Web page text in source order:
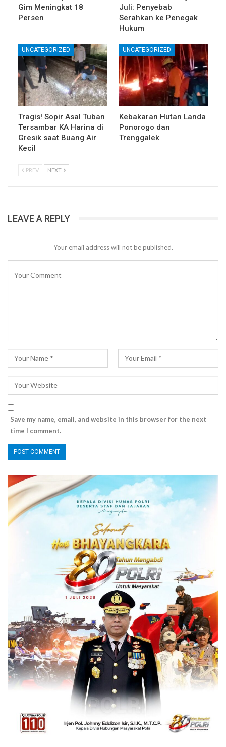
Gim Meningkat 18
Persen
Juli: Penyebab
Serahkan ke Penegak
Hukum
UNCATEGORIZED
Tragis! Sopir Asal Tuban
Tersambar KA Harina di
Gresik saat Buang Air
Kecil
UNCATEGORIZED
Kebakaran Hutan Landa
Ponorogo dan
Trenggalek
PREV NEXT
LEAVE A REPLY
Your email address will not be published.
Save my name, email, and website in this browser for the next
time I comment.